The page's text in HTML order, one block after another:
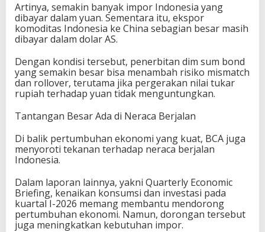
Artinya, semakin banyak impor Indonesia yang
dibayar dalam yuan. Sementara itu, ekspor
komoditas Indonesia ke China sebagian besar masih
dibayar dalam dolar AS.
Dengan kondisi tersebut, penerbitan dim sum bond
yang semakin besar bisa menambah risiko mismatch
dan rollover, terutama jika pergerakan nilai tukar
rupiah terhadap yuan tidak menguntungkan.
Tantangan Besar Ada di Neraca Berjalan
Di balik pertumbuhan ekonomi yang kuat, BCA juga
menyoroti tekanan terhadap neraca berjalan
Indonesia.
Dalam laporan lainnya, yakni Quarterly Economic
Briefing, kenaikan konsumsi dan investasi pada
kuartal I-2026 memang membantu mendorong
pertumbuhan ekonomi. Namun, dorongan tersebut
juga meningkatkan kebutuhan impor.